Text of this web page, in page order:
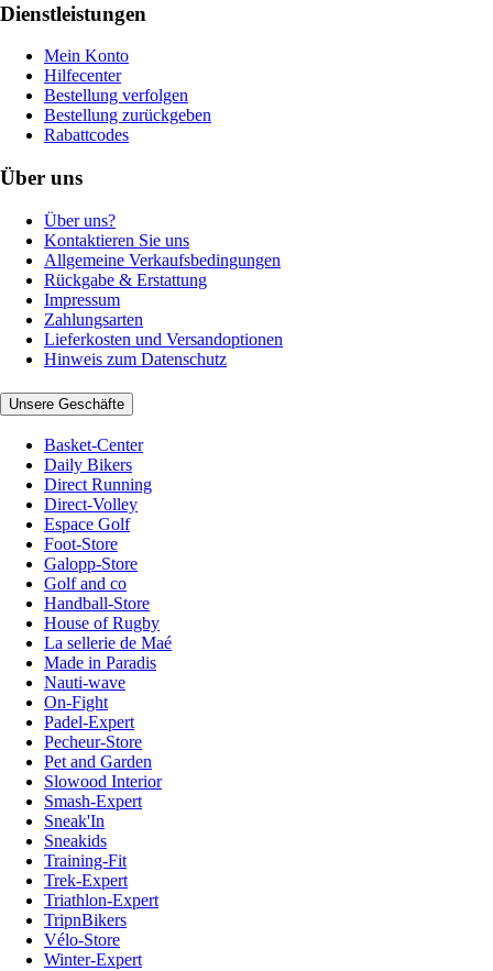
Dienstleistungen
Mein Konto
Hilfecenter
Bestellung verfolgen
Bestellung zurückgeben
Rabattcodes
Über uns
Über uns?
Kontaktieren Sie uns
Allgemeine Verkaufsbedingungen
Rückgabe & Erstattung
Impressum
Zahlungsarten
Lieferkosten und Versandoptionen
Hinweis zum Datenschutz
Unsere Geschäfte
Basket-Center
Daily Bikers
Direct Running
Direct-Volley
Espace Golf
Foot-Store
Galopp-Store
Golf and co
Handball-Store
House of Rugby
La sellerie de Maé
Made in Paradis
Nauti-wave
On-Fight
Padel-Expert
Pecheur-Store
Pet and Garden
Slowood Interior
Smash-Expert
Sneak'In
Sneakids
Training-Fit
Trek-Expert
Triathlon-Expert
TripnBikers
Vélo-Store
Winter-Expert